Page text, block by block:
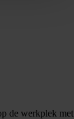
de werkplek